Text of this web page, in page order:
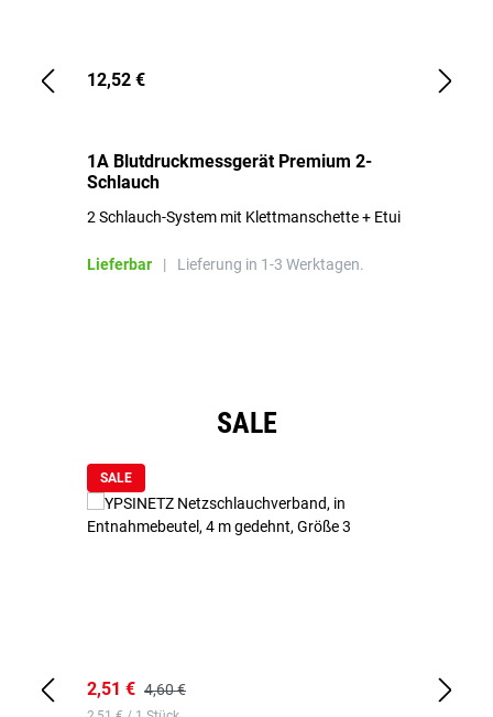
12,52 €
1A Blutdruckmessgerät Premium 2-
Schlauch
2 Schlauch-System mit Klettmanschette + Etui
Lieferbar | Lieferung in 1-3 Werktagen.
SALE
SALE
2,51 € 4,60 €